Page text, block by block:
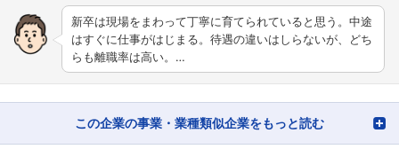
新卒は現場をまわって丁寧に育てられていると思う。中途
はすぐに仕事がはじまる。待遇の違いはしらないが、どち
らも離職率は高い。…
この企業の事業・業種類似企業をもっと読む